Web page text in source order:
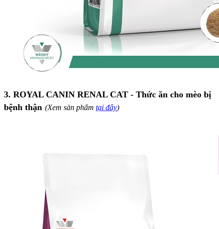
3. ROYAL CANIN RENAL CAT - Thức ăn cho mèo bị
bệnh thận (Xem sản phẩm tại đây)